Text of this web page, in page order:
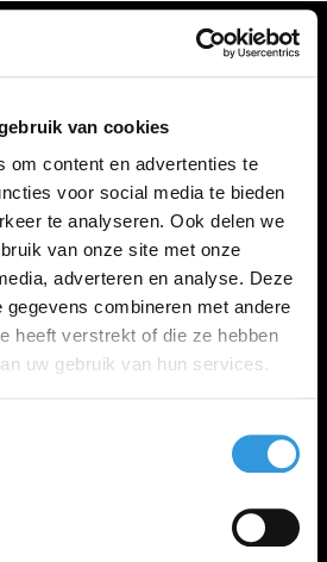
van cookies
om content en advertenties te
voor social media te bieden
te analyseren. Ook delen we
van onze site met onze
adverteren en analyse. Deze
gegevens combineren met andere
heeft verstrekt of die ze hebben
uw gebruik van hun services.